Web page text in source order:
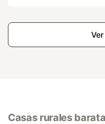
Casas rurales